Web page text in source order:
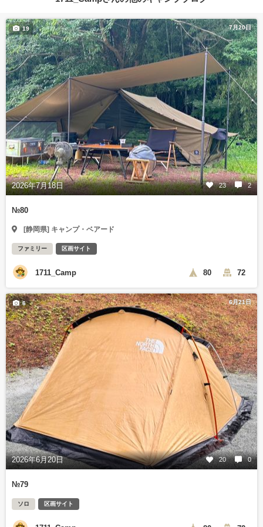
7月20日
2026年7月18日 23 2
19
№80
[静岡県] キャンプ・ベアード
ファミリー 区画サイト
1711_Camp 80 72
6月21日
2026年6月20日 20 0
6
№79
ソロ 区画サイト